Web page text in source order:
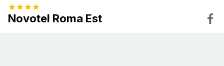
Novotel Roma Est